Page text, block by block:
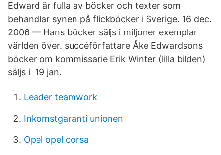
Edward är fulla av böcker och texter som
behandlar synen på flickböcker i Sverige. 16 dec.
2006 — Hans böcker säljs i miljoner exemplar
världen över. succéförfattare Åke Edwardsons
böcker om kommissarie Erik Winter (lilla bilden)
säljs i 19 jan.
Leader teamwork
Inkomstgaranti unionen
Opel opel corsa